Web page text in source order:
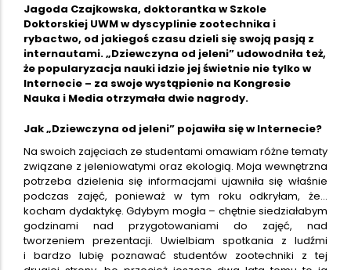
Jagoda Czajkowska, doktorantka w Szkole
Doktorskiej UWM w dyscyplinie zootechnika i
rybactwo, od jakiegoś czasu dzieli się swoją pasją z
internautami. „Dziewczyna od jeleni” udowodniła też,
że popularyzacja nauki idzie jej świetnie nie tylko w
Internecie – za swoje wystąpienie na Kongresie
Nauka i Media otrzymała dwie nagrody.
Jak „Dziewczyna od jeleni” pojawiła się w Internecie?
Na swoich zajęciach ze studentami omawiam różne tematy
związane z jeleniowatymi oraz ekologią. Moja wewnętrzna
potrzeba dzielenia się informacjami ujawniła się właśnie
podczas zajęć, ponieważ w tym roku odkryłam, że…
kocham dydaktykę. Gdybym mogła – chętnie siedziałabym
godzinami nad przygotowaniami do zajęć, nad
tworzeniem prezentacji. Uwielbiam spotkania z ludźmi
i bardzo lubię poznawać studentów zootechniki z tej